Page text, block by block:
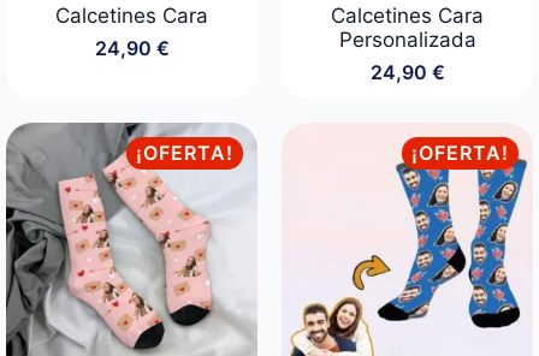
Calcetines Cara
24,90 €
Calcetines Cara
Personalizada
24,90 €
¡OFERTA! ¡OFERTA!